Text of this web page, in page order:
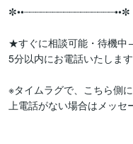
✼••┈┈┈┈┈┈┈┈┈┈┈┈┈┈┈┈••✼
★すぐに相談可能・待機中
5分以内にお電話いたします
※タイムラグで、こちら側
上電話がない場合はメッセ